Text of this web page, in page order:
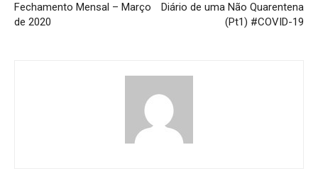
Fechamento Mensal – Março
de 2020
Diário de uma Não Quarentena
(Pt1) #COVID-19